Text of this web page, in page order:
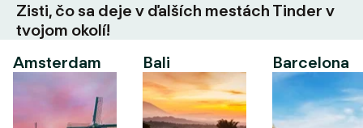
Zisti, čo sa deje v ďalších mestách Tinder v
tvojom okolí!
Amsterdam
Bali Barcelona